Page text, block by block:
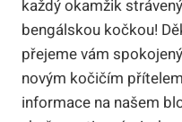
každý okamžik
bengálskou kočkou!
přejeme vám
novým kočičím
informace na našem